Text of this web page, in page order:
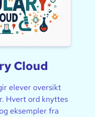
Cloud
elever oversikt
Hvert ord knyttes
eksempler fra